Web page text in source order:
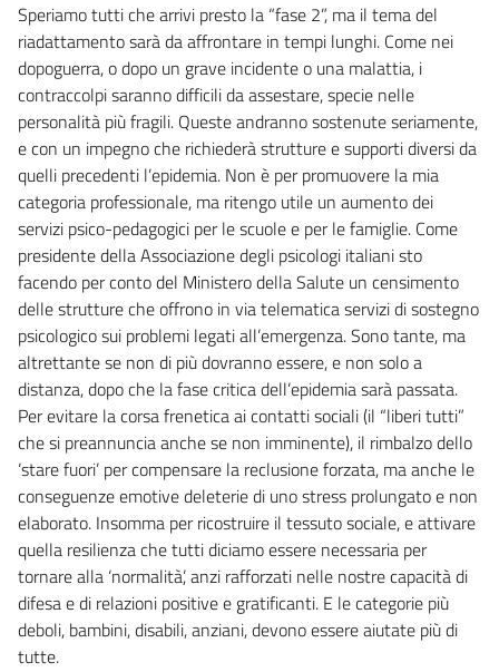
Speriamo tutti che arrivi presto la “fase 2”, ma il tema del
riadattamento sarà da affrontare in tempi lunghi. Come nei
dopoguerra, o dopo un grave incidente o una malattia, i
contraccolpi saranno difficili da assestare, specie nelle
personalità più fragili. Queste andranno sostenute seriamente,
e con un impegno che richiederà strutture e supporti diversi da
quelli precedenti l’epidemia. Non è per promuovere la mia
categoria professionale, ma ritengo utile un aumento dei
servizi psico-pedagogici per le scuole e per le famiglie. Come
presidente della Associazione degli psicologi italiani sto
facendo per conto del Ministero della Salute un censimento
delle strutture che offrono in via telematica servizi di sostegno
psicologico sui problemi legati all’emergenza. Sono tante, ma
altrettante se non di più dovranno essere, e non solo a
distanza, dopo che la fase critica dell’epidemia sarà passata.
Per evitare la corsa frenetica ai contatti sociali (il “liberi tutti”
che si preannuncia anche se non imminente), il rimbalzo dello
‘stare fuori’ per compensare la reclusione forzata, ma anche le
conseguenze emotive deleterie di uno stress prolungato e non
elaborato. Insomma per ricostruire il tessuto sociale, e attivare
quella resilienza che tutti diciamo essere necessaria per
tornare alla ‘normalità’, anzi rafforzati nelle nostre capacità di
difesa e di relazioni positive e gratificanti. E le categorie più
deboli, bambini, disabili, anziani, devono essere aiutate più di
tutte.